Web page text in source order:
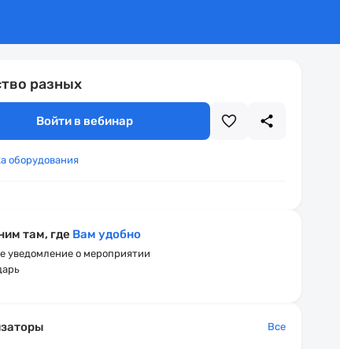
разных
Войти в вебинар
оборудования
там, где Вам удобно
уведомление о мероприятии
Все